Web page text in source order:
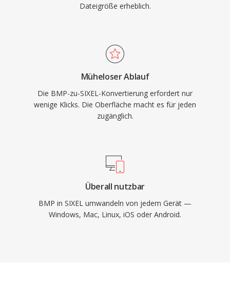
Dateigröße erheblich.
Müheloser Ablauf
Die BMP-zu-SIXEL-Konvertierung erfordert nur
wenige Klicks. Die Oberfläche macht es für jeden
zugänglich.
Überall nutzbar
BMP in SIXEL umwandeln von jedem Gerät —
Windows, Mac, Linux, iOS oder Android.